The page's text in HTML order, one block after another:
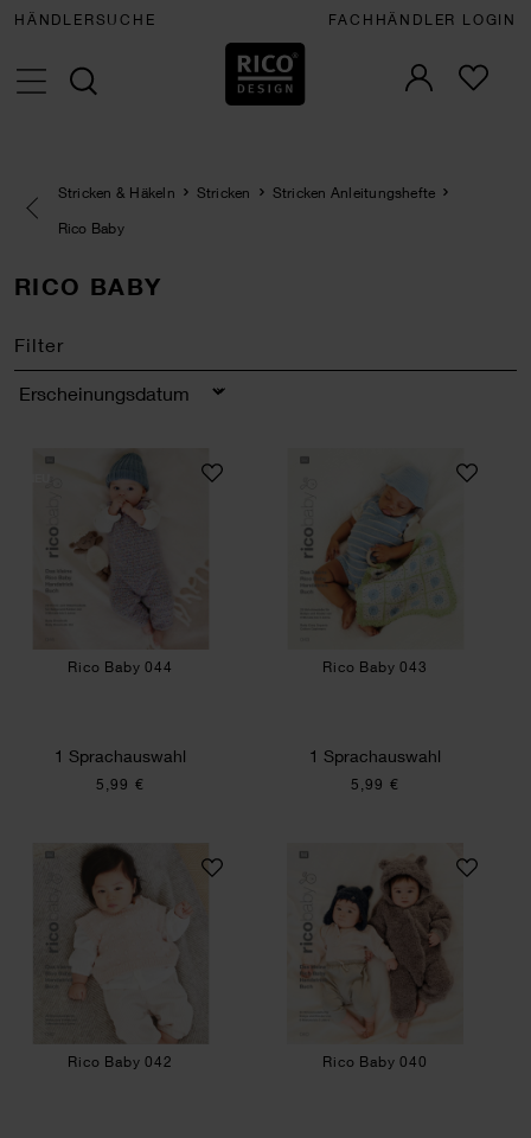
HÄNDLERSUCHE FACHHÄNDLER LOGIN
Eine Kategorie zurück navigieren
Stricken & Häkeln Stricken
Stricken Anleitungshefte
Rico Baby
RICO BABY
Filter
Sortierung
Rico Baby 044
Rico Baby 044
1 Sprachauswahl
5,99 €
Rico Baby 043
Rico Baby 043
1 Sprachauswahl
5,99 €
Rico Baby 042
Rico Baby 042
Rico Baby 040
Rico Baby 040